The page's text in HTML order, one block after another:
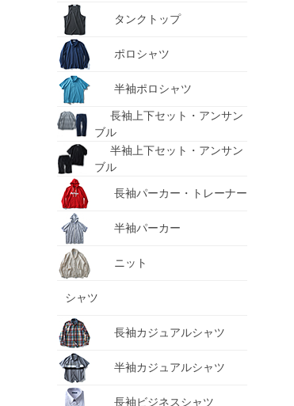
タンクトップ
ポロシャツ
半袖ポロシャツ
長袖上下セット・アンサン
ブル
半袖上下セット・アンサン
ブル
長袖パーカー・トレーナー
半袖パーカー
ニット
シャツ
長袖カジュアルシャツ
半袖カジュアルシャツ
長袖ビジネスシャツ